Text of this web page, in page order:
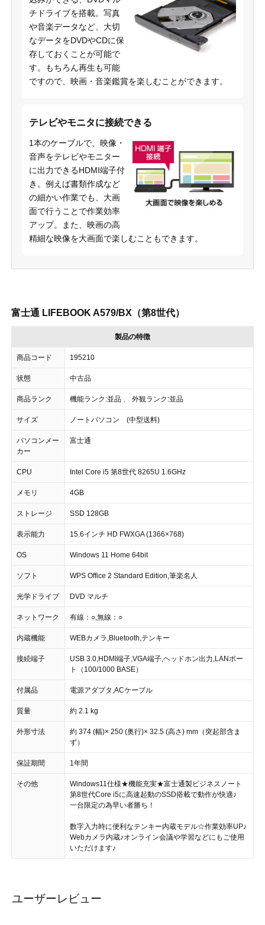
チドライブを搭載。写真
や音楽データなど、大切
なデータをDVDやCDに保
存しておくことが可能で
す。もちろん再生も可能
ですので、映画・音楽鑑賞を楽しむことができます。
テレビやモニタに接続できる
1本のケーブルで、映像・
音声をテレビやモニター
に出力できるHDMI端子付
き。例えば書類作成など
の細かい作業でも、大画
面で行うことで作業効率
アップ。また、映画の高
精細な映像を大画面で楽しむこともできます。
富士通 LIFEBOOK A579/BX（第8世代）
製品の特徴
商品コード 195210
状態 中古品
商品ランク 機能ランク:並品 、 外観ランク:並品
サイズ ノートパソコン (中型送料)
パソコンメー
カー
富士通
CPU Intel Core i5 第8世代 8265U 1.6GHz
メモリ 4GB
ストレージ SSD 128GB
表示能力 15.6インチ HD FWXGA (1366×768)
OS Windows 11 Home 64bit
ソフト WPS Office 2 Standard Edition,筆楽名人
光学ドライブ DVD マルチ
ネットワーク 有線：○,無線：○
内蔵機能 WEBカメラ,Bluetooth,テンキー
接続端子
USB 3.0,HDMI端子,VGA端子,ヘッドホン出力,LANポー
ト（100/1000 BASE）
付属品 電源アダプタ,ACケーブル
質量 約 2.1 kg
外形寸法
約 374 (幅)× 250 (奥行)× 32.5 (高さ) mm（突起部含ま
ず）
保証期間 1年間
その他
Windows11仕様★機能充実★富士通製ビジネスノート
第8世代Core i5に高速起動のSSD搭載で動作が快適♪
一台限定の為早い者勝ち！
数字入力時に便利なテンキー内蔵モデル☆作業効率UP♪
Webカメラ内蔵♪オンライン会議や学習などにもご使用
いただけます♪
ユーザーレビュー